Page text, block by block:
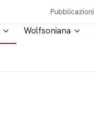
Pubblicazioni
Wolfsoniana